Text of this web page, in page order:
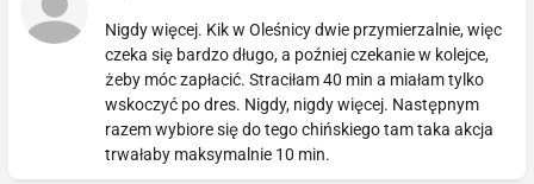
Nigdy więcej. Kik w Oleśnicy dwie przymierzalnie, więc
czeka się bardzo długo, a poźniej czekanie w kolejce,
żeby móc zapłacić. Straciłam 40 min a miałam tylko
wskoczyć po dres. Nigdy, nigdy więcej. Następnym
razem wybiore się do tego chińskiego tam taka akcja
trwałaby maksymalnie 10 min.